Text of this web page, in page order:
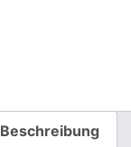
Beschreibung